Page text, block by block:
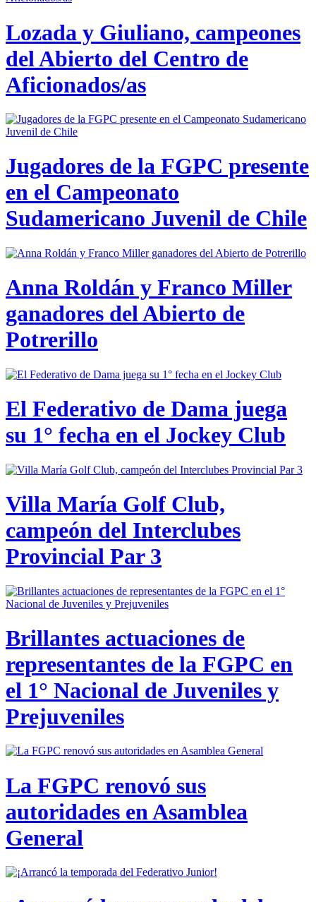
Lozada y Giuliano, campeones
del Abierto del Centro de
Aficionados/as
Jugadores de la FGPC presente
en el Campeonato
Sudamericano Juvenil de Chile
Anna Roldán y Franco Miller
ganadores del Abierto de
Potrerillo
El Federativo de Dama juega
su 1° fecha en el Jockey Club
Villa María Golf Club,
campeón del Interclubes
Provincial Par 3
Brillantes actuaciones de
representantes de la FGPC en
el 1° Nacional de Juveniles y
Prejuveniles
La FGPC renovó sus
autoridades en Asamblea
General